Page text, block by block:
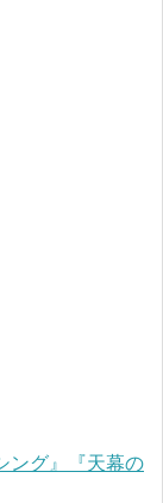
ング』『天幕の